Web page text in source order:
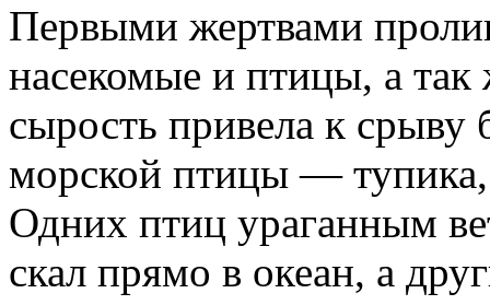
Первыми жертвами
насекомые и птицы, а
сырость привела к срыву
морской птицы —
Одних птиц ураганным
скал прямо в океан, а